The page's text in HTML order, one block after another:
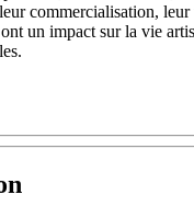
commercialisation,
un impact sur la vie